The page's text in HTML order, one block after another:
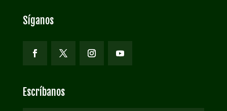
Síganos
Escríbanos